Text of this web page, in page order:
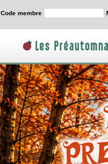
Code membre
Les